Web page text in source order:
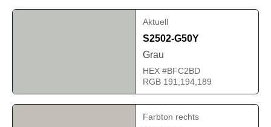
Aktuell
S2502-G50Y
Grau
HEX #BFC2BD
RGB 191,194,189
Farbton rechts